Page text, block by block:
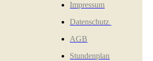
Impressum
Datenschutz
AGB
Stundenplan